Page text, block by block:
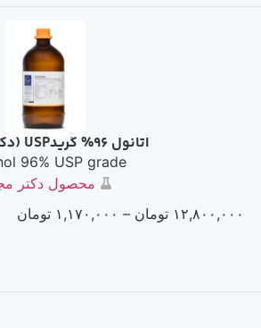
اتانول 96% گریدUSP (دکتر مجللی)
96% USP grade
محصول دکتر
۱۲,۸۰۰,۰۰۰ تومان – ۱,۱۷۰,۰۰۰ تومان